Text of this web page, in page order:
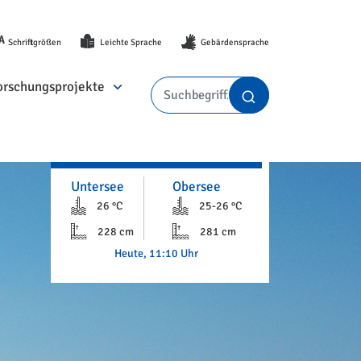
Schriftgrößen Leichte Sprache Gebärdensprache